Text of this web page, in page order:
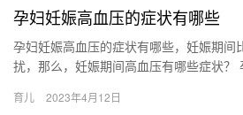
孕妇妊娠高血压的症状有哪些
孕妇妊娠高血压的症状有哪些，妊娠期间
扰，那么，妊娠期间高血压有哪些症状？
和…
育儿 2023年4月12日